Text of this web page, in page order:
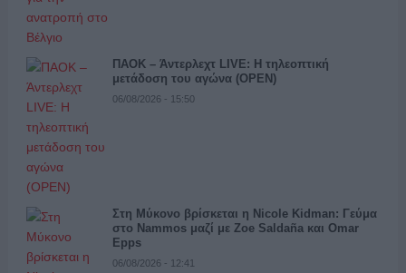
ΠΑΟΚ – Άντερλεχτ LIVE: Η τηλεοπτική
μετάδοση του αγώνα (OPEN)
06/08/2026 - 15:50
Στη Μύκονο βρίσκεται η Nicole Kidman: Γεύμα
στο Nammos μαζί με Zoe Saldaña και Omar
Epps
06/08/2026 - 12:41